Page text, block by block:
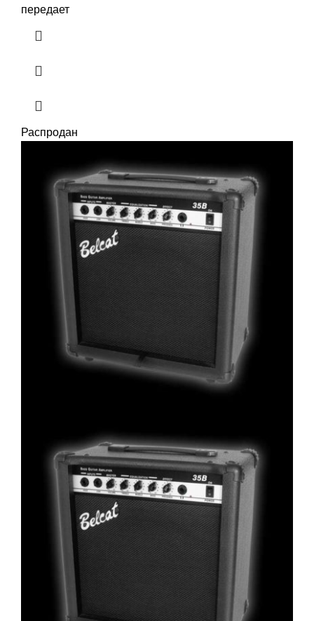
передает
Распродан